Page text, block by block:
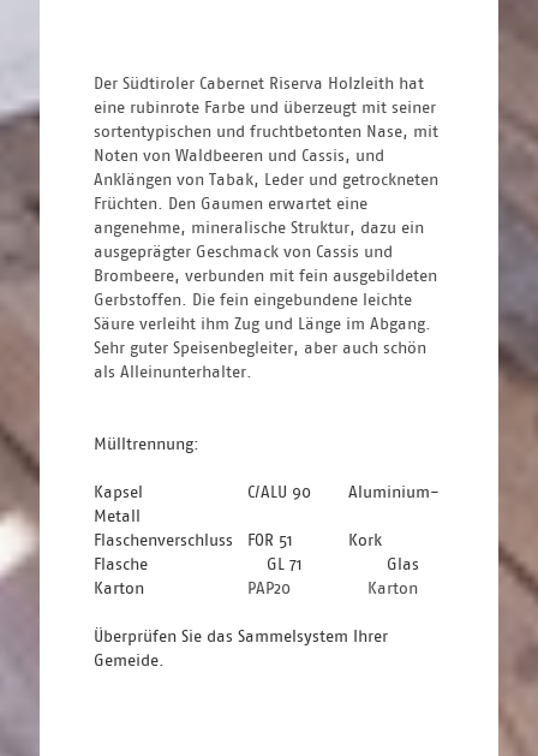
Der Südtiroler Cabernet Riserva Holzleith hat
eine rubinrote Farbe und überzeugt mit seiner
sortentypischen und fruchtbetonten Nase, mit
Noten von Waldbeeren und Cassis, und
Anklängen von Tabak, Leder und getrockneten
Früchten. Den Gaumen erwartet eine
angenehme, mineralische Struktur, dazu ein
ausgeprägter Geschmack von Cassis und
Brombeere, verbunden mit fein ausgebildeten
Gerbstoffen. Die fein eingebundene leichte
Säure verleiht ihm Zug und Länge im Abgang.
Sehr guter Speisenbegleiter, aber auch schön
als Alleinunterhalter.
Mülltrennung:
Kapsel C/ALU 90
Aluminium-
Metall
Flaschenverschluss
FOR 51
Kork
Flasche
GL 71
Glas
Karton
						PAP20				 Karton
Überprüfen Sie das Sammelsystem Ihrer
Gemeide.